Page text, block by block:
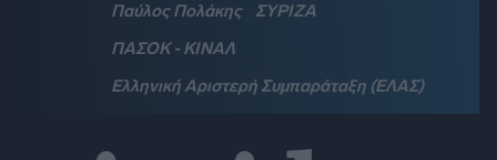
Παύλος Πολάκης
ΣΥΡΙΖΑ
ΠΑΣΟΚ - ΚΙΝΑΛ
Ελληνική Αριστερή Συμπαράταξη (ΕΛΑΣ)